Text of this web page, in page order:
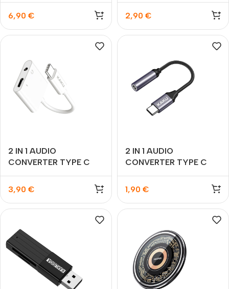
6,90 € 2,90 €
2 IN 1 AUDIO
CONVERTER TYPE C
3,90 €
2 IN 1 AUDIO
CONVERTER TYPE C
1,90 €